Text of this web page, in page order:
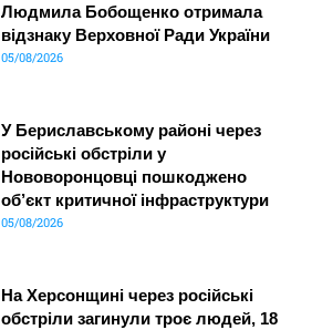
Людмила Бобощенко отримала
відзнаку Верховної Ради України
05/08/2026
У Бериславському районі через
російські обстріли у
Нововоронцовці пошкоджено
об’єкт критичної інфраструктури
05/08/2026
На Херсонщині через російські
обстріли загинули троє людей, 18